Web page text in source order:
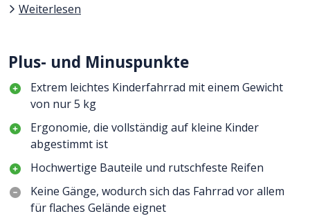
Weiterlesen
Plus- und Minuspunkte
Extrem leichtes Kinderfahrrad mit einem Gewicht
von nur 5 kg
Ergonomie, die vollständig auf kleine Kinder
abgestimmt ist
Hochwertige Bauteile und rutschfeste Reifen
Keine Gänge, wodurch sich das Fahrrad vor allem
für flaches Gelände eignet